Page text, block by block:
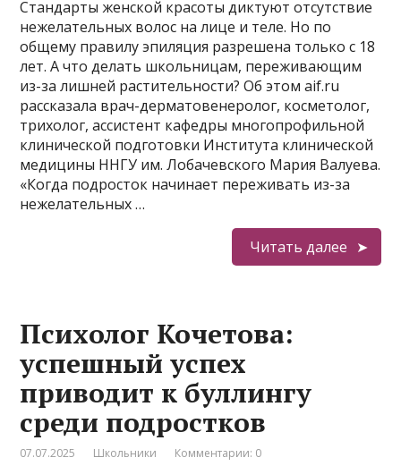
Стандарты женской красоты диктуют отсутствие
нежелательных волос на лице и теле. Но по
общему правилу эпиляция разрешена только с 18
лет. А что делать школьницам, переживающим
из-за лишней растительности? Об этом aif.ru
рассказала врач-дерматовенеролог, косметолог,
трихолог, ассистент кафедры многопрофильной
клинической подготовки Института клинической
медицины ННГУ им. Лобачевского Мария Валуева.
«Когда подросток начинает переживать из-за
нежелательных …
Читать далее
Психолог Кочетова:
успешный успех
приводит к буллингу
среди подростков
07.07.2025 Школьники Комментарии: 0